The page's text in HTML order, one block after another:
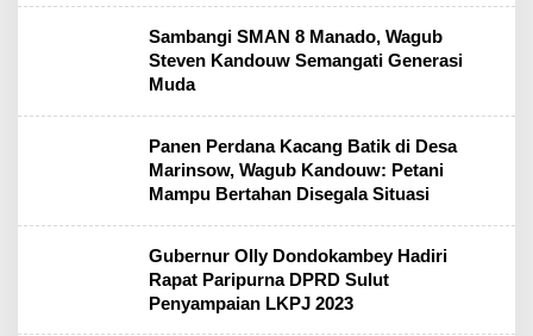
Sambangi SMAN 8 Manado, Wagub
Steven Kandouw Semangati Generasi
Muda
Panen Perdana Kacang Batik di Desa
Marinsow, Wagub Kandouw: Petani
Mampu Bertahan Disegala Situasi
Gubernur Olly Dondokambey Hadiri
Rapat Paripurna DPRD Sulut
Penyampaian LKPJ 2023